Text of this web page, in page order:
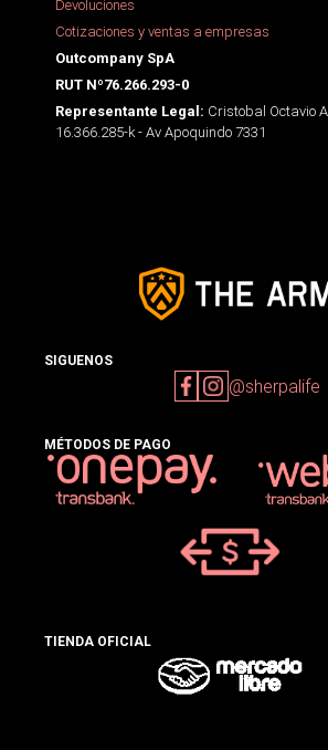
Devoluciones
Cotizaciones y ventas a empresas
Outcompany SpA
RUT Nº76.266.293-0
Representante Legal: Cristobal Octavio
16.366.285-k - Av Apoquindo 7331
SIGUENOS
@sherpalife
MÉTODOS DE PAGO
TIENDA OFICIAL